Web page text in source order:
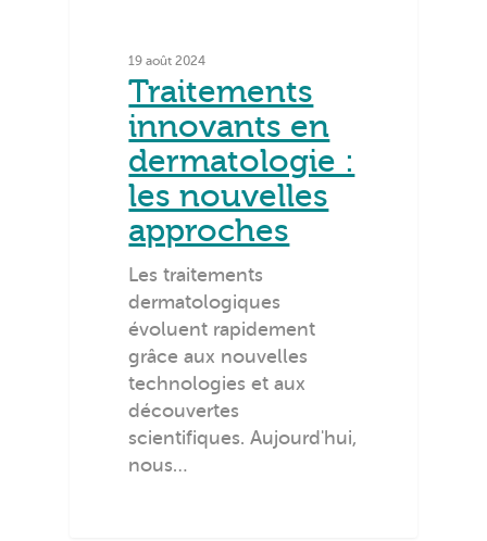
19 août 2024
Traitements
innovants en
dermatologie :
les nouvelles
approches
Les traitements
dermatologiques
évoluent rapidement
grâce aux nouvelles
technologies et aux
découvertes
scientifiques. Aujourd'hui,
nous…